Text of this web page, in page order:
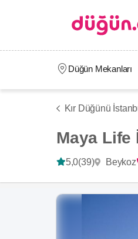
Düğün Mekanları
Kır Düğünü
Maya Life
5,0(39) Beykoz